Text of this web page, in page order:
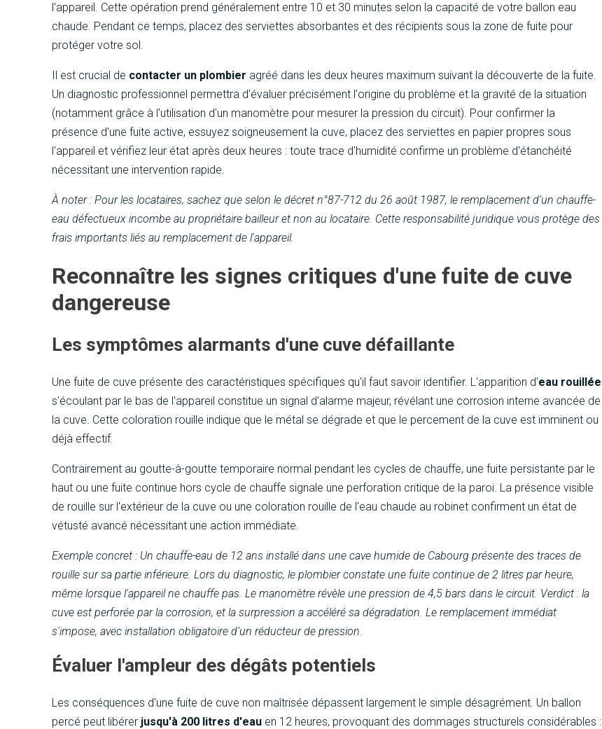
l'appareil. Cette opération prend généralement entre 10 et 30 minutes selon la capacité de votre ballon eau
chaude. Pendant ce temps, placez des serviettes absorbantes et des récipients sous la zone de fuite pour
protéger votre sol.
Il est crucial de contacter un plombier agréé dans les deux heures maximum suivant la découverte de la fuite.
Un diagnostic professionnel permettra d'évaluer précisément l'origine du problème et la gravité de la situation
(notamment grâce à l'utilisation d'un manomètre pour mesurer la pression du circuit). Pour confirmer la
présence d'une fuite active, essuyez soigneusement la cuve, placez des serviettes en papier propres sous
l'appareil et vérifiez leur état après deux heures : toute trace d'humidité confirme un problème d'étanchéité
nécessitant une intervention rapide.
À noter : Pour les locataires, sachez que selon le décret n°87-712 du 26 août 1987, le remplacement d'un chauffe-
eau défectueux incombe au propriétaire bailleur et non au locataire. Cette responsabilité juridique vous protège des
frais importants liés au remplacement de l'appareil.
Reconnaître les signes critiques d'une fuite de cuve
dangereuse
Les symptômes alarmants d'une cuve défaillante
Une fuite de cuve présente des caractéristiques spécifiques qu'il faut savoir identifier. L'apparition d'eau rouillée
s'écoulant par le bas de l'appareil constitue un signal d'alarme majeur, révélant une corrosion interne avancée de
la cuve. Cette coloration rouille indique que le métal se dégrade et que le percement de la cuve est imminent ou
déjà effectif.
Contrairement au goutte-à-goutte temporaire normal pendant les cycles de chauffe, une fuite persistante par le
haut ou une fuite continue hors cycle de chauffe signale une perforation critique de la paroi. La présence visible
de rouille sur l'extérieur de la cuve ou une coloration rouille de l'eau chaude au robinet confirment un état de
vétusté avancé nécessitant une action immédiate.
Exemple concret : Un chauffe-eau de 12 ans installé dans une cave humide de Cabourg présente des traces de
rouille sur sa partie inférieure. Lors du diagnostic, le plombier constate une fuite continue de 2 litres par heure,
même lorsque l'appareil ne chauffe pas. Le manomètre révèle une pression de 4,5 bars dans le circuit. Verdict : la
cuve est perforée par la corrosion, et la surpression a accéléré sa dégradation. Le remplacement immédiat
s'impose, avec installation obligatoire d'un réducteur de pression.
Évaluer l'ampleur des dégâts potentiels
Les conséquences d'une fuite de cuve non maîtrisée dépassent largement le simple désagrément. Un ballon
percé peut libérer jusqu'à 200 litres d'eau en 12 heures, provoquant des dommages structurels considérables :